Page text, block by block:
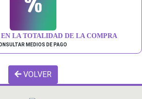
EN LA TOTALIDAD DE LA COMPRA
MEDIOS DE PAGO
VOLVER